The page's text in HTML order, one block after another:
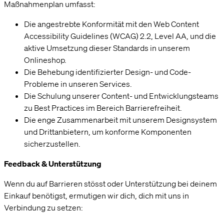
Maßnahmenplan umfasst:
Die angestrebte Konformität mit den Web Content
Accessibility Guidelines (WCAG) 2.2, Level AA, und die
aktive Umsetzung dieser Standards in unserem
Onlineshop.
Die Behebung identifizierter Design- und Code-
Probleme in unseren Services.
Die Schulung unserer Content- und Entwicklungsteams
zu Best Practices im Bereich Barrierefreiheit.
Die enge Zusammenarbeit mit unserem Designsystem
und Drittanbietern, um konforme Komponenten
sicherzustellen.
Feedback & Unterstützung
Wenn du auf Barrieren stösst oder Unterstützung bei deinem
Einkauf benötigst, ermutigen wir dich, dich mit uns in
Verbindung zu setzen:
Hi! Sag ja, zu unseren Cookies.
Cookies ermöglichen es uns, dir alle Funktionen unserer Website zu zeigen und
unser Angebot für dich so relevant wie möglich zu gestalten. Ausserdem
helfen sie uns dabei, dir Werbung zu zeigen, die dir nicht auf die Nerven geht,
wie beispielsweise personalisierte Anzeigen.
OK, alle akzeptieren
Einstellungen